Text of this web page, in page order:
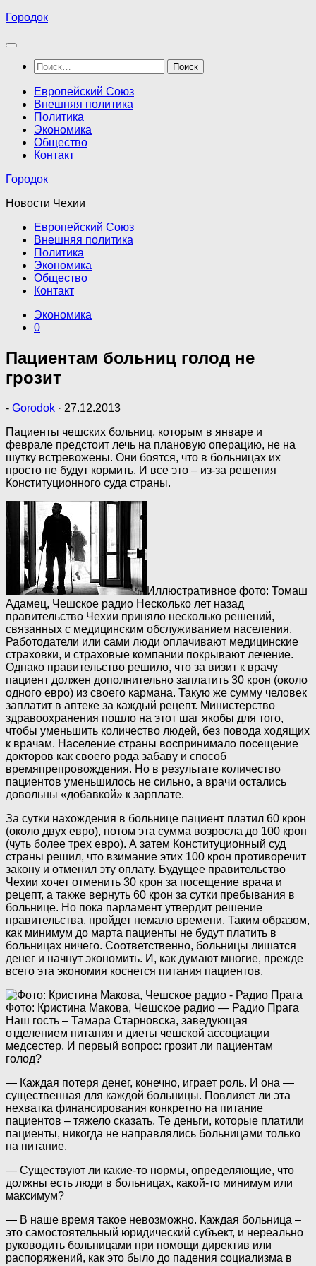
Перейти
содержимому
Городок
Найти:
Европейский Союз
Внешняя политика
Политика
Экономика
Общество
Контакт
Городок
Новости Чехии
Европейский Союз
Внешняя политика
Политика
Экономика
Общество
Контакт
Экономика
0
Пациентам больниц голод не
грозит
- Gorodok · 27.12.2013
Пациенты чешских больниц, которым в январе и
феврале предстоит лечь на плановую операцию, не на
шутку встревожены. Они боятся, что в больницах их
просто не будут кормить. И все это – из-за решения
Конституционного суда страны.
Иллюстративное фото: Томаш
Адамец, Чешское радио Несколько лет назад
правительство Чехии приняло несколько решений,
связанных с медицинским обслуживанием населения.
Работодатели или сами люди оплачивают медицинские
страховки, и страховые компании покрывают лечение.
Однако правительство решило, что за визит к врачу
пациент должен дополнительно заплатить 30 крон (около
одного евро) из своего кармана. Такую же сумму человек
заплатит в аптеке за каждый рецепт. Министерство
здравоохранения пошло на этот шаг якобы для того,
чтобы уменьшить количество людей, без повода ходящих
к врачам. Население страны воспринимало посещение
докторов как своего рода забаву и способ
времяпрепровождения. Но в результате количество
пациентов уменьшилось не сильно, а врачи остались
довольны «добавкой» к зарплате.
За сутки нахождения в больнице пациент платил 60 крон
(около двух евро), потом эта сумма возросла до 100 крон
(чуть более трех евро). А затем Конституционный суд
страны решил, что взимание этих 100 крон противоречит
закону и отменил эту оплату. Будущее правительство
Чехии хочет отменить 30 крон за посещение врача и
рецепт, а также вернуть 60 крон за сутки пребывания в
больнице. Но пока парламент утвердит решение
правительства, пройдет немало времени. Таким образом,
как минимум до марта пациенты не будут платить в
больницах ничего. Соответственно, больницы лишатся
денег и начнут экономить. И, как думают многие, прежде
всего эта экономия коснется питания пациентов.
Фото: Кристина Макова, Чешское радио — Радио Прага
Наш гость – Тамара Старновска, заведующая
отделением питания и диеты чешской ассоциации
медсестер. И первый вопрос: грозит ли пациентам
голод?
— Каждая потеря денег, конечно, играет роль. И она —
существенная для каждой больницы. Повлияет ли эта
нехватка финансирования конкретно на питание
пациентов – тяжело сказать. Те деньги, которые платили
пациенты, никогда не направлялись больницами только
на питание.
— Существуют ли какие-то нормы, определяющие, что
должны есть люди в больницах, какой-то минимум или
максимум?
— В наше время такое невозможно. Каждая больница –
это самостоятельный юридический субъект, и нереально
руководить больницами при помощи директив или
распоряжений, как это было до падения социализма в